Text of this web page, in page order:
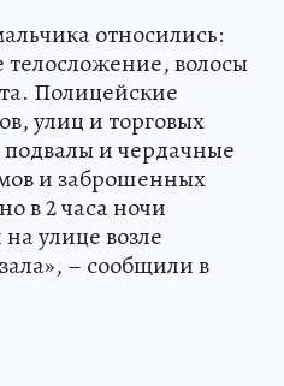
относились:
телосложение, волосы
Полицейские
улиц и торговых
и чердачные
и заброшенных
в 2 часа ночи
улице возле
– сообщили в